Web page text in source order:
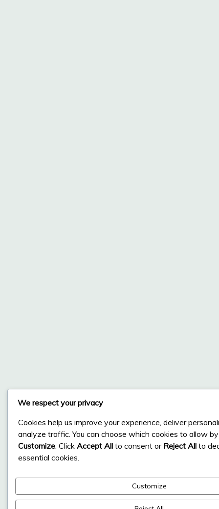
We respect your privacy
Cookies help us improve your experience, deliver
analyze traffic. You can choose which cookies to allow
Customize . Click Accept All to consent or Reject All to
essential cookies.
Customize